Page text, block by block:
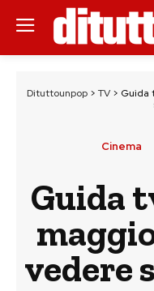
Dituttounpop> TV> Guida
Cinema
Guida
vedere